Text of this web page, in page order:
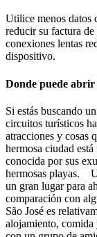
Utilice menos datos
reducir su factura
conexiones lentas
dispositivo.
Donde puede abrir
Si estás buscando
circuitos turísticos
atracciones y cosas
hermosa ciudad
conocida por sus
hermosas playas.
un gran lugar para
comparación con
São José es
alojamiento, comida